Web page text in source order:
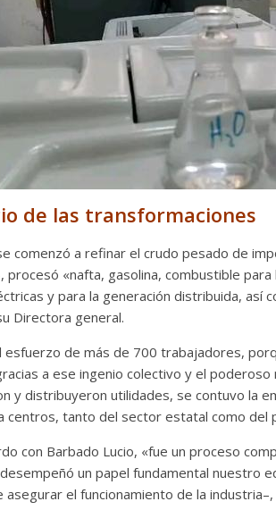
de las transformaciones
comenzó a refinar el crudo pesado de
procesó «nafta, gasolina, combustible
y para la generación distribuida, así
Directora general.
esfuerzo de más de 700 trabajadores,
a ese ingenio colectivo y el
y distribuyeron utilidades, se contuvo la
centros, tanto del sector estatal como del
con Barbado Lucio, «fue un proceso
un papel fundamental nuestro
asegurar el funcionamiento de la
Cuento de
interclasista
burguesía
30 diciembre, 2025
Cine macizo
28 diciembre, 2025
0